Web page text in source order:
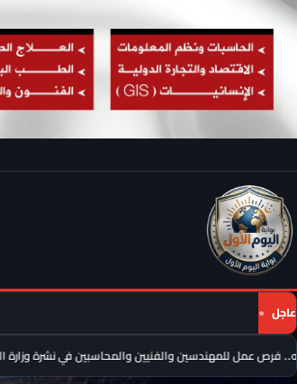
عاجل